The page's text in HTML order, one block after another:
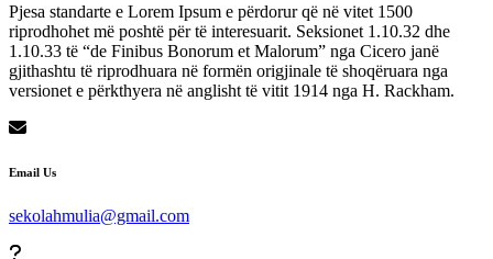
Pjesa standarte e Lorem Ipsum e përdorur që në vitet 1500
riprodhohet më poshtë për të interesuarit. Seksionet 1.10.32 dhe
1.10.33 të “de Finibus Bonorum et Malorum” nga Cicero janë
gjithashtu të riprodhuara në formën origjinale të shoqëruara nga
versionet e përkthyera në anglisht të vitit 1914 nga H. Rackham.
Email Us
sekolahmulia@gmail.com